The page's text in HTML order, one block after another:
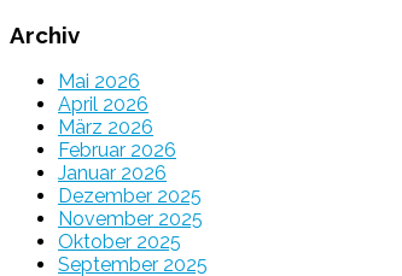
Archiv
Mai 2026
April 2026
März 2026
Februar 2026
Januar 2026
Dezember 2025
November 2025
Oktober 2025
September 2025